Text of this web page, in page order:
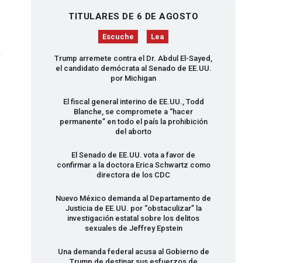
TITULARES DE 6 DE AGOSTO
Escuche Lea
Trump arremete contra el Dr. Abdul El-Sayed,
el candidato demócrata al Senado de EE.UU.
por Michigan
El fiscal general interino de EE.UU., Todd
Blanche, se compromete a “hacer
permanente” en todo el país la prohibición
del aborto
El Senado de EE.UU. vota a favor de
confirmar a la doctora Erica Schwartz como
directora de los CDC
Nuevo México demanda al Departamento de
Justicia de EE.UU. por “obstaculizar” la
investigación estatal sobre los delitos
sexuales de Jeffrey Epstein
Una demanda federal acusa al Gobierno de